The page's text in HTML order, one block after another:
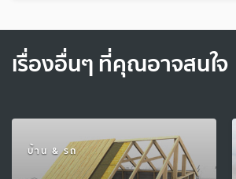
เรื่องอื่นๆ ที่คุณอาจสนใจ
บ้าน & รถ